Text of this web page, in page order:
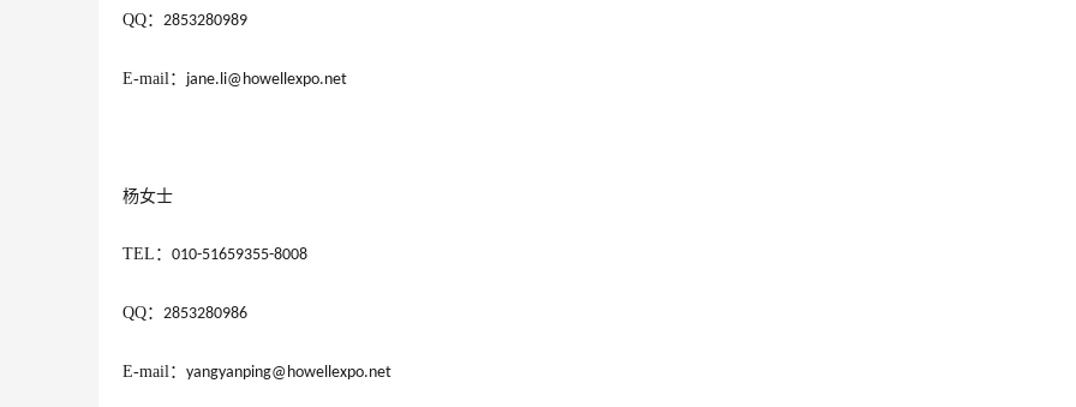
QQ： 2853280989
E-mail： jane.li@howellexpo.net
杨女士
TEL ： 010-51659355-8008
QQ： 2853280986
E-mail： yangyanping@howellexpo.net